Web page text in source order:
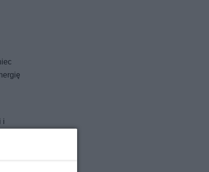
i
tę